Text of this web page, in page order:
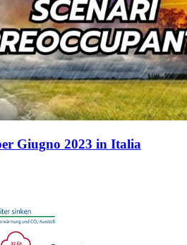
Giugno 2023 in Italia